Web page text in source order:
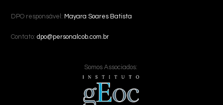
DPO responsável: Mayara Soares Batista
Contato:dpo@personalcob.com.br
Somos Associados: